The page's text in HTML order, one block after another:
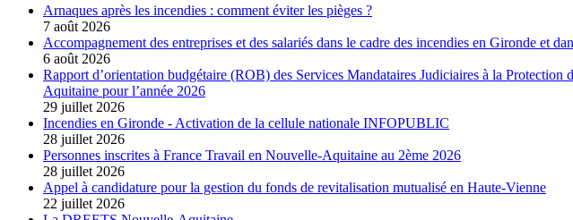
Arnaques après les incendies : comment éviter les pièges ?
7 août 2026
Accompagnement des entreprises et des salariés dans le cadre des incendies en Gironde et
6 août 2026
Rapport d’orientation budgétaire (ROB) des Services Mandataires Judiciaires à la
Aquitaine pour l’année 2026
29 juillet 2026
Incendies en Gironde - Activation de la cellule nationale INFOPUBLIC
28 juillet 2026
Personnes inscrites à France Travail en Nouvelle-Aquitaine au 2ème 2026
28 juillet 2026
Appel à candidature pour la gestion du fonds de revitalisation mutualisé en Haute-Vienne
22 juillet 2026